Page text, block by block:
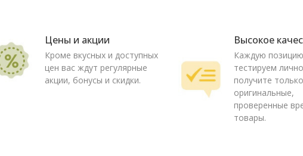
Цены и акции
Кроме вкусных и доступных
цен вас ждут регулярные
акции, бонусы и скидки.
Высокое
Каждую
тестируем
получите только
оригинальные,
проверенные
товары.